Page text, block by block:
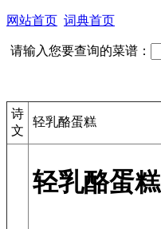
网站首页 词典首页
请输入您要查询的菜谱：
诗
文
轻乳酪蛋糕
轻乳酪蛋糕